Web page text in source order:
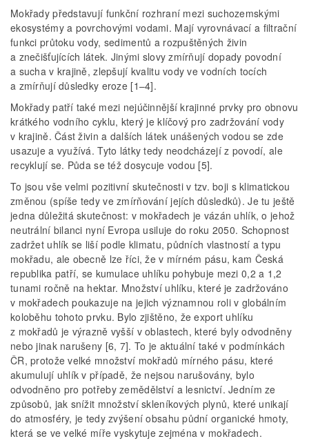
Mokřady představují funkční rozhraní mezi suchozemskými
ekosystémy a povrchovými vodami. Mají vyrovnávací a filtrační
funkci průtoku vody, sedimentů a rozpuštěných živin
a znečišťujících látek. Jinými slovy zmírňují dopady povodní
a sucha v krajině, zlepšují kvalitu vody ve vodních tocích
a zmírňují důsledky eroze [1–4].
Mokřady patří také mezi nejúčinnější krajinné prvky pro obnovu
krátkého vodního cyklu, který je klíčový pro zadržování vody
v krajině. Část živin a dalších látek unášených vodou se zde
usazuje a využívá. Tyto látky tedy neodcházejí z povodí, ale
recyklují se. Půda se též dosycuje vodou [5].
To jsou vše velmi pozitivní skutečnosti v tzv. boji s klimatickou
změnou (spíše tedy ve zmírňování jejích důsledků). Je tu ještě
jedna důležitá skutečnost: v mokřadech je vázán uhlík, o jehož
neutrální bilanci nyní Evropa usiluje do roku 2050. Schopnost
zadržet uhlík se liší podle klimatu, půdních vlastností a typu
mokřadu, ale obecně lze říci, že v mírném pásu, kam Česká
republika patří, se kumulace uhlíku pohybuje mezi 0,2 a 1,2
tunami ročně na hektar. Množství uhlíku, které je zadržováno
v mokřadech poukazuje na jejich významnou roli v globálním
koloběhu tohoto prvku. Bylo zjištěno, že export uhlíku
z mokřadů je výrazně vyšší v oblastech, které byly odvodněny
nebo jinak narušeny [6, 7]. To je aktuální také v podmínkách
ČR, protože velké množství mokřadů mírného pásu, které
akumulují uhlík v případě, že nejsou narušovány, bylo
odvodněno pro potřeby zemědělství a lesnictví. Jedním ze
způsobů, jak snížit množství skleníkových plynů, které unikají
do atmosféry, je tedy zvýšení obsahu půdní organické hmoty,
která se ve velké míře vyskytuje zejména v mokřadech.